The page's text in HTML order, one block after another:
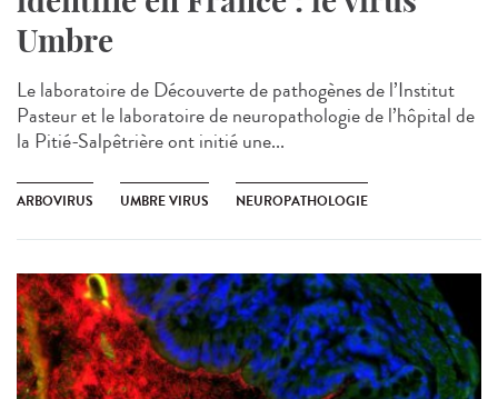
Umbre
Le laboratoire de Découverte de pathogènes de l’Institut
Pasteur et le laboratoire de neuropathologie de l’hôpital de
la Pitié-Salpêtrière ont initié une...
ARBOVIRUS UMBRE VIRUS NEUROPATHOLOGIE